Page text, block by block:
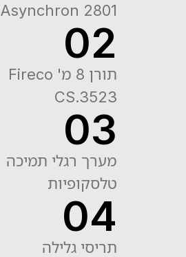
Asynchron 2801
02
תורן 8 מ' Fireco
CS.3523
03
מערך רגלי תמיכה
טלסקופיות
04
תריסי גלילה